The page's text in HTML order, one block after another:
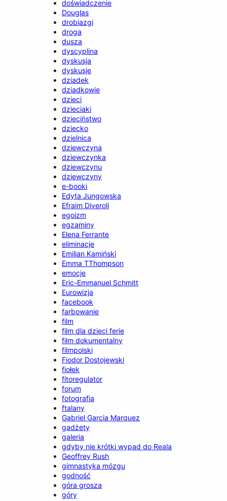
doświadczenie
Douglas
drobiazgi
droga
dusza
dyscyplina
dyskusja
dyskusje
dziadek
dziadkowie
dzieci
dzieciaki
dzieciństwo
dziecko
dzielnica
dziewczyna
dziewczynka
dziewczynu
dziewczyny
e-booki
Edyta Jungowska
Efraim Diveroli
egoizm
egzaminy
Elena Ferrante
eliminacje
Emilian Kamiński
Emma TThompson
emocje
Eric-Emmanuel Schmitt
Eurowizja
facebook
farbowanie
film
film dla dzieci ferie
film dokumentalny
filmpolski
Fiodor Dostojewski
fiołek
fitoregulator
forum
fotografia
ftalany
Gabriel Garcia Marquez
gadżety
galeria
gdyby nie krótki wypad do Reala
Geoffrey Rush
gimnastyka mózgu
godność
góra grosza
góry